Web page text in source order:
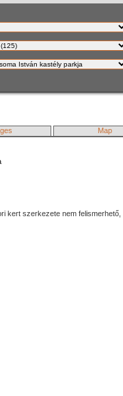
Map
kert szerkezete nem